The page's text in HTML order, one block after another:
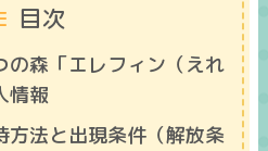
目次
の森「エレフィン（えれ
情報
方法と出現条件（解放条